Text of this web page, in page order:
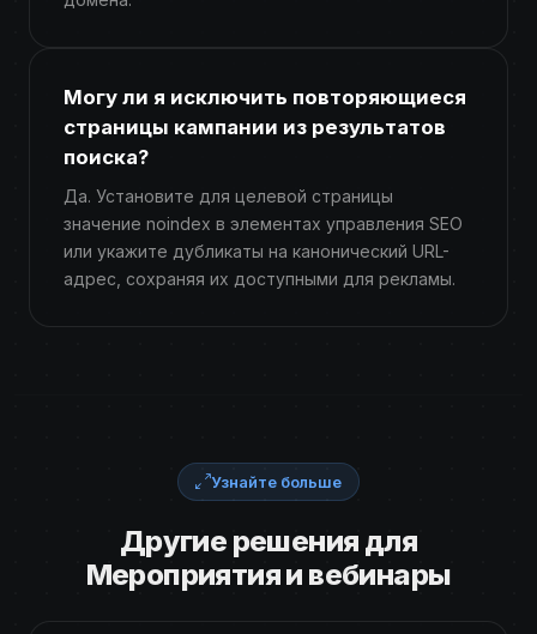
Могу ли я исключить повторяющиеся
страницы кампании из результатов
поиска?
Да. Установите для целевой страницы
значение noindex в элементах управления SEO
или укажите дубликаты на канонический URL-
адрес, сохраняя их доступными для рекламы.
Узнайте больше
Другие решения для
Мероприятия и вебинары